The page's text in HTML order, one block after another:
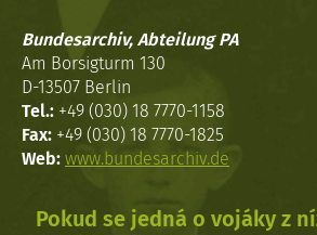
Bundesarchiv, Abteilung PA
Am Borsigturm 130
D-13507 Berlin
Tel.: +49 (030) 18 7770-1158
Fax: +49 (030) 18 7770-1825
Web: www.bundesarchiv.de
Pokud se jedná o vojáky z